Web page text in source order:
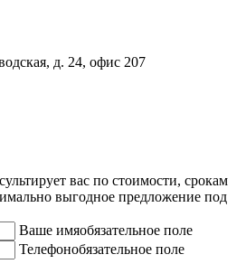
д. 24, офис 207
вас по стоимости, срокам
выгодное предложение под
Ваше имяобязательное поле
Телефонобязательное поле